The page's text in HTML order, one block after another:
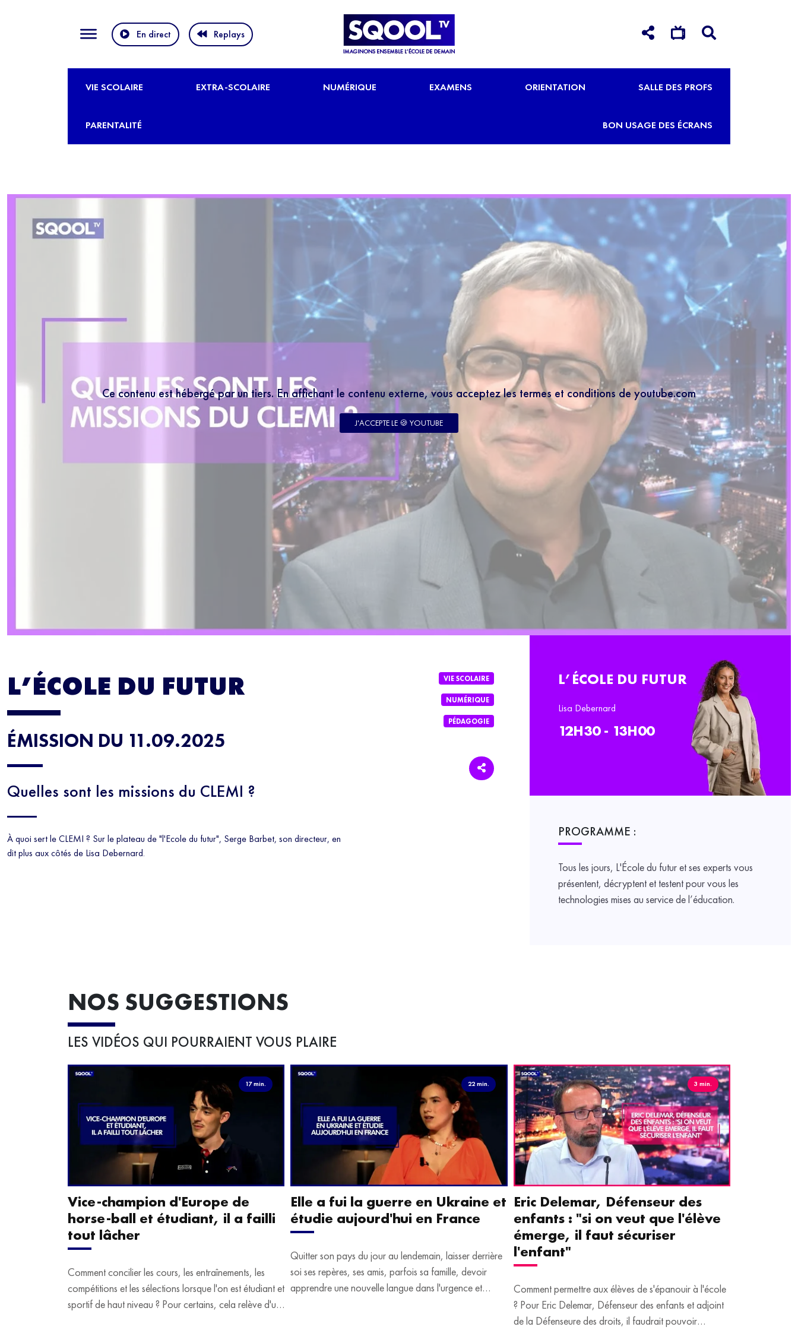
En direct Replays
VIE SCOLAIRE EXTRA-SCOLAIRE NUMÉRIQUE EXAMENS ORIENTATION SALLE DES PROFS
PARENTALITÉ BON USAGE DES ÉCRANS
Ce contenu est hébergé par un tiers. En affichant le contenu externe, vous acceptez les termes et conditions de youtube.com
J'ACCEPTE LE 🍪 YOUTUBE
L’ÉCOLE DU FUTUR
ÉMISSION DU 11.09.2025
Quelles sont les missions du CLEMI ?
À quoi sert le CLEMI ? Sur le plateau de "l'Ecole du futur", Serge Barbet, son directeur, en
dit plus aux côtés de Lisa Debernard.
VIE SCOLAIRE
NUMÉRIQUE
PÉDAGOGIE
L’ÉCOLE DU FUTUR
Lisa Debernard
12H30 - 13H00
PROGRAMME :
Tous les jours, L'École du futur et ses experts vous
présentent, décryptent et testent pour vous les
technologies mises au service de l’éducation.
NOS SUGGESTIONS
LES VIDÉOS QUI POURRAIENT VOUS PLAIRE
17 min.
Vice-champion d'Europe de
horse-ball et étudiant, il a failli
tout lâcher
Comment concilier les cours, les entraînements, les
compétitions et les sélections lorsque l'on est étudiant et
sportif de haut niveau ? Pour certains, cela relève d'un
22 min.
Elle a fui la guerre en Ukraine et
étudie aujourd'hui en France
Quitter son pays du jour au lendemain, laisser derrière
soi ses repères, ses amis, parfois sa famille, devoir
apprendre une nouvelle langue dans l'urgence et
3 min.
Eric Delemar, Défenseur des
enfants : "si on veut que l'élève
émerge, il faut sécuriser
l'enfant"
Comment permettre aux élèves de s'épanouir à l'école
? Pour Eric Delemar, Défenseur des enfants et adjoint
de la Défenseure des droits, il faudrait pouvoir